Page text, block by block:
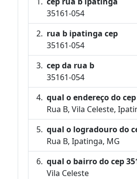
35161-054
rua b ipatinga cep
35161-054
cep da rua b
35161-054
qual o endereço do cep
Rua B, Vila Celeste,
qual o logradouro do
Rua B, Ipatinga, MG
qual o bairro do cep
Vila Celeste